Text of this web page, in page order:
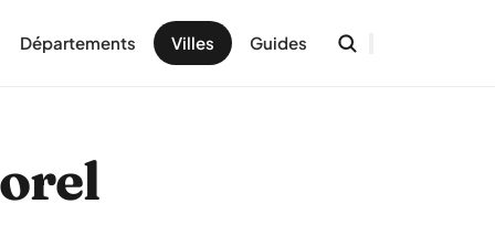
Départements Villes Guides